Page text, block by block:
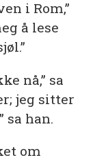
i Rom,”
å lese
nå,” sa
jeg sitter
sa han.
om